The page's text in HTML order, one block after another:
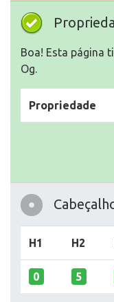
Boa! Esta página
Og.
Propriedade
H1 H2
0 5